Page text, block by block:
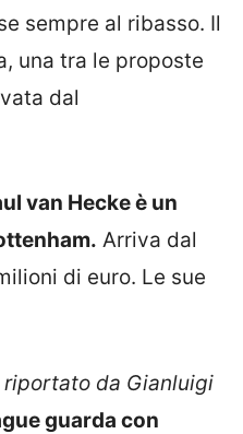
sempre al ribasso. Il
una tra le proposte
dal
van Hecke è un
Arriva dal
di euro. Le sue
riportato da Gianluigi
guarda con